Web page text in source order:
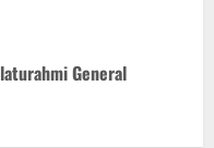
General